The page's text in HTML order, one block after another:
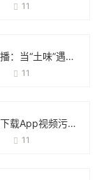
11
丝瓜污直播：当“土味”遇上擦边，流量狂欢背后的隐患
11
丝瓜视频下载App视频污版在线版：这些细节你必须知道
11